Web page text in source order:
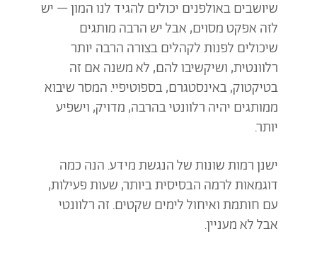
שיושבים באולפנים יכולים להגיד לנו המון – יש
לזה אפקט מסוים, אבל יש הרבה מותגים
שיכולים לפנות לקהלים בצורה הרבה יותר
רלוונטית, ושיקשיבו להם, לא משנה אם זה
בטיקטוק, באינסטגרם, בספוטיפיי. המסר שיבוא
ממותגים יהיה רלוונטי בהרבה, מדויק, וישפיע
יותר.
ישנן רמות שונות של הנגשת מידע. הנה כמה
דוגמאות לרמה הבסיסית ביותר, שעות פעילות,
עם חותמת ואיחול לימים שקטים. זה רלוונטי
אבל לא מעניין.